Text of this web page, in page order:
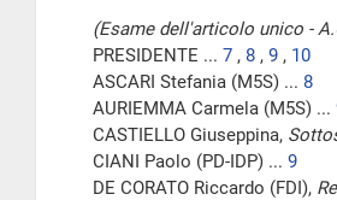
(Esame dell'articolo unico -
PRESIDENTE ... 7 , 8 , 9 , 10
ASCARI Stefania (M5S) ... 8
AURIEMMA Carmela (M5S) ...
CASTIELLO Giuseppina,
CIANI Paolo (PD-IDP) ... 9
DE CORATO Riccardo (FDI),